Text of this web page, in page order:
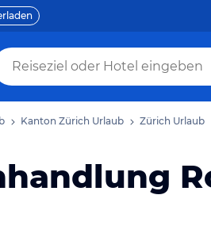
Kanton Zürich Urlaub Zürich Urlaub